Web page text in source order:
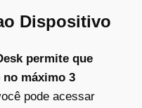
Dispositivo
permite que
no máximo 3
pode acessar